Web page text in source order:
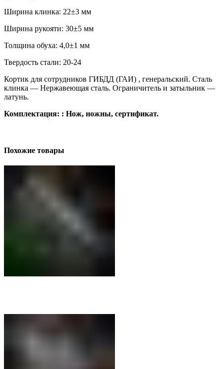
Ширина клинка: 22±3 мм
Ширина рукояти: 30±5 мм
Толщина обуха: 4,0±1 мм
Твердость стали: 20-24
Кортик для сотрудников ГИБДД (ГАИ) , генеральский. Сталь
клинка — Нержавеющая сталь. Ограничитель и затыльник —
латунь.
Комплектация: : Нож, ножны, сертификат.
Похожие товары